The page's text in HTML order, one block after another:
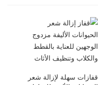
قفازات سهلة لإزالة شعر